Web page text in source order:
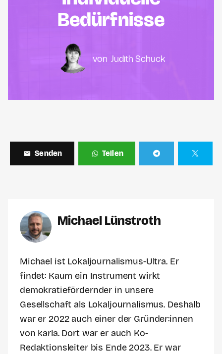
Bedürfnisse
Judith Schuck
Senden Teilen
Michael Lünstroth
Michael ist Lokaljournalismus-Ultra. Er
findet: Kaum ein Instrument wirkt
demokratiefördernder in unsere
Gesellschaft als Lokaljournalismus. Deshalb
war er 2022 auch einer der Gründer:innen
von karla. Dort war er auch Ko-
Redaktionsleiter bis Ende 2023. Er war